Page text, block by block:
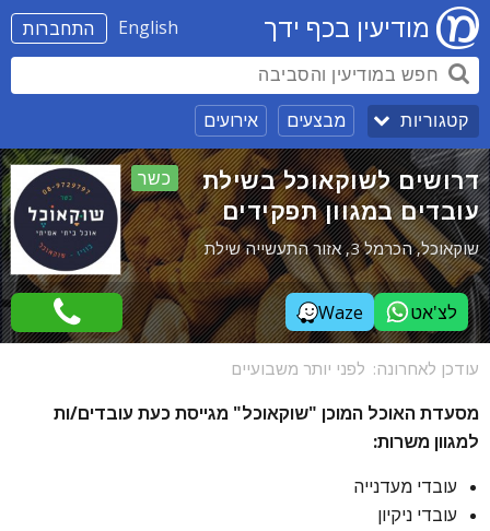
התחברות English מודיעין בכף ידך
קטגוריות מבצעים אירועים
כשר
דרושים לשוקאוכל בשילת
עובדים במגוון תפקידים
שוקאוכל, הכרמל 3, אזור התעשייה שילת
לצ'אט Waze
עודכן לאחרונה: לפני יותר משבועיים
מסעדת האוכל המוכן "שוקאוכל" מגייסת כעת עובדים/ות
למגוון משרות:
עובדי מעדנייה
עובדי ניקיון